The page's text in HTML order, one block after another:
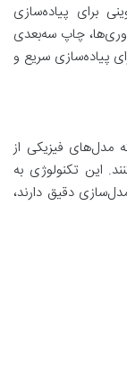
برای پیاده‌سازی
چاپ سه‌بعدی
پیاده‌سازی سریع و
مدل‌های فیزیکی از
این تکنولوژی به
دقیق دارند،